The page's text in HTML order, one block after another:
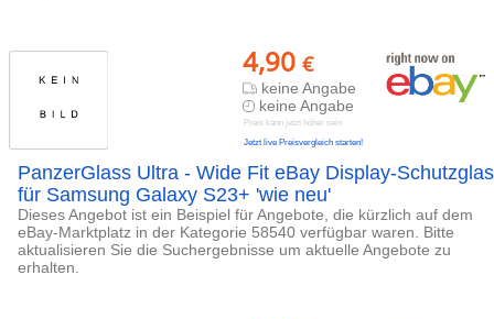
4,90 €
keine Angabe
keine Angabe
Preis kann jetzt höher sein
Jetzt live Preisvergleich starten!
PanzerGlass Ultra - Wide Fit eBay Display-Schutzglas
für Samsung Galaxy S23+ 'wie neu'
Dieses Angebot ist ein Beispiel für Angebote, die kürzlich auf dem
eBay-Marktplatz in der Kategorie 58540 verfügbar waren. Bitte
aktualisieren Sie die Suchergebnisse um aktuelle Angebote zu
erhalten.